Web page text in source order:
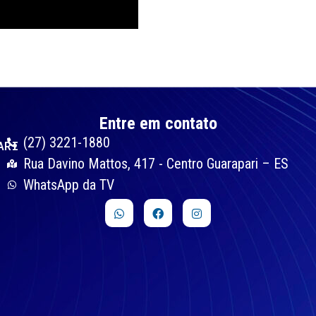
Entre em contato
(27) 3221-1880
Rua Davino Mattos, 417 - Centro Guarapari – ES
WhatsApp da TV